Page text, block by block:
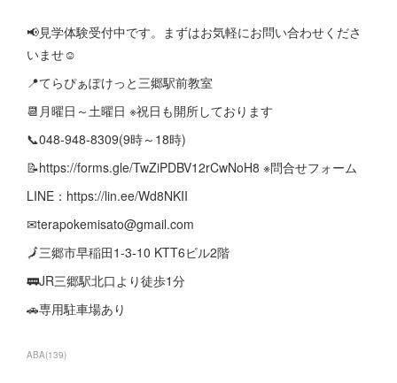
📢見学体験受付中です。まずはお気軽にお問い合わせくださ
いませ☺️
📍てらぴぁぽけっと三郷駅前教室
📆月曜日～土曜日 ※祝日も開所しております
📞048-948-8309(9時～18時)
📝https://forms.gle/TwZiPDBV12rCwNoH8 ※問合せフォーム
LINE：https://lin.ee/Wd8NKII
✉terapokemisato@gmail.com
🗾三郷市早稲田1-3-10 KTT6ビル2階
🚃JR三郷駅北口より徒歩1分
🚗専用駐車場あり
ABA(139)